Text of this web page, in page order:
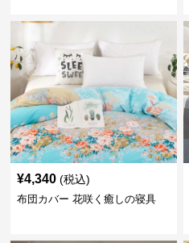
¥4,340 (税込)
布団カバー 花咲く癒しの寝具